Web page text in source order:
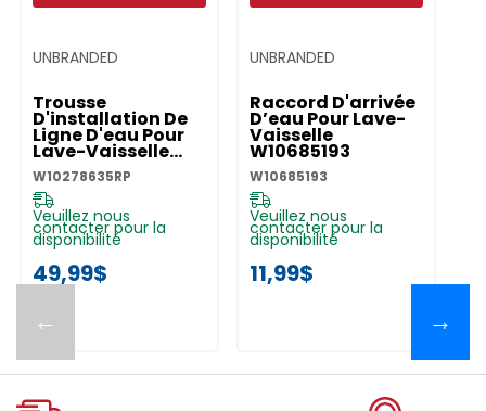
←
UNBRANDED
Trousse
D'installation De
Ligne D'eau Pour
Lave-Vaisselle
W10278635RP
W10278635RP
Veuillez nous
contacter pour la
disponibilité
49,99$
UNBRANDED
Raccord D'arrivée
D’eau Pour Lave-
Vaisselle
W10685193
W10685193
Veuillez nous
contacter pour la
disponibilité
11,99$
→